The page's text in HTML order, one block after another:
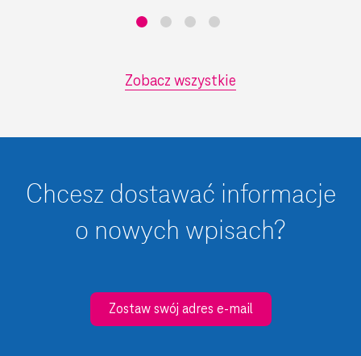
Zobacz wszystkie
Chcesz dostawać informacje
o nowych wpisach?
Zostaw swój adres e-mail